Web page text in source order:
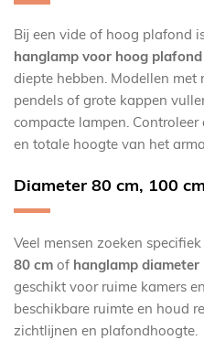
Bij een vide of hoog plafond
hanglamp voor hoog plafond
diepte hebben. Modellen met
pendels of grote kappen
compacte lampen.
en totale hoogte van het
Diameter 80 cm, 100
Veel mensen zoeken
80 cm of hanglamp diameter
geschikt voor ruime kamers
beschikbare ruimte en houd
zichtlijnen en plafondhoogte.